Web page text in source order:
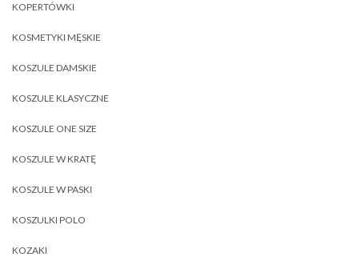
KOPERTÓWKI
KOSMETYKI MĘSKIE
KOSZULE DAMSKIE
KOSZULE KLASYCZNE
KOSZULE ONE SIZE
KOSZULE W KRATĘ
KOSZULE W PASKI
KOSZULKI POLO
KOZAKI